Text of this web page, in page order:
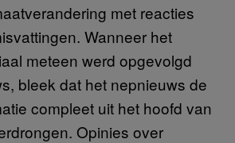
met reacties
Wanneer het
meteen werd opgevolgd
bleek dat het nepnieuws de
compleet uit het hoofd van
Opinies over